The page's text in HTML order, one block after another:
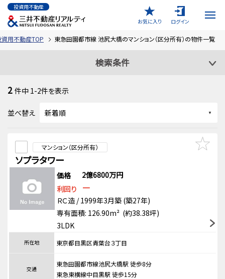
投資用不動産
お気に入り
ログイン
資用不動産TOP 東急田園都市線 池尻大橋のマンション（区分所有）の物件一覧
検索条件
2 件中 1-2件を表示
並べ替え
マンション（区分所有）
ソプラタワー
価格
2億6800万円
利回り
－
ＲＣ造 / 1999年3月築 (築27年)
専有面積: 126.90m² (約38.38坪)
3LDK
所在地 東京都目黒区青葉台３丁目
交通
東急田園都市線池尻大橋駅 徒歩8分
東急東横線中目黒駅 徒歩15分